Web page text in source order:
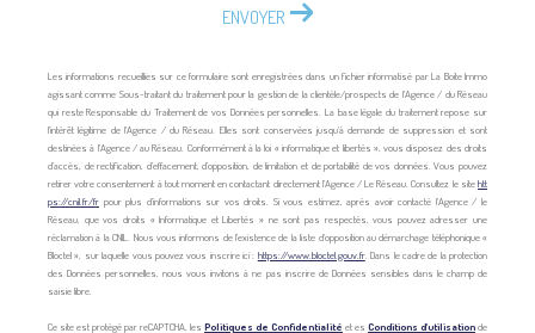
ENVOYER
Les informations recueillies sur ce formulaire sont enregistrées dans un fichier informatisé par La Boite Immo
agissant comme Sous-traitant du traitement pour la gestion de la clientèle/prospects de l'Agence / du Réseau
qui reste Responsable du Traitement de vos Données personnelles. La base légale du traitement repose sur
l'intérêt légitime de l'Agence / du Réseau. Elles sont conservées jusqu'à demande de suppression et sont
destinées à l'Agence / au Réseau. Conformément à la loi « informatique et libertés », vous disposez des droits
d’accès, de rectification, d’effacement, d’opposition, de limitation et de portabilité de vos données. Vous pouvez
retirer votre consentement à tout moment en contactant directement l’Agence / Le Réseau. Consultez le sitehtt
ps://cnil.fr/fr pour plus d’informations sur vos droits. Si vous estimez, après avoir contacté l'Agence / le
Réseau, que vos droits « Informatique et Libertés » ne sont pas respectés, vous pouvez adresser une
réclamation à la CNIL. Nous vous informons de l’existence de la liste d'opposition au démarchage téléphonique «
Bloctel », sur laquelle vous pouvez vous inscrire ici : https://www.bloctel.gouv.fr. Dans le cadre de la protection
des Données personnelles, nous vous invitons à ne pas inscrire de Données sensibles dans le champ de
saisie libre.
Ce site est protégé par reCAPTCHA, les Politiques de Confidentialité et es Conditions d'utilisationde